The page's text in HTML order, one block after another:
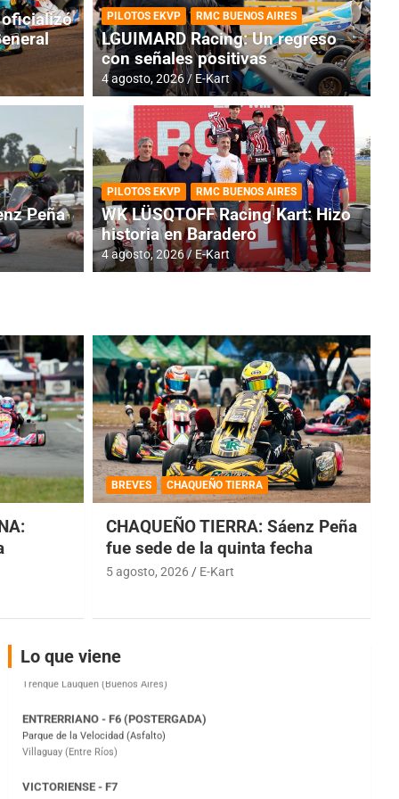
Horarios para la
oficializó
Peña
PILOTOS EKVP RMC BUENOS AIRES
LGUIMARD Racing: Un regreso
con señales positivas
4 agosto, 2026 E-Kart
PILOTOS EKVP RMC BUENOS AIRES
WK LÜSQTOFF Racing Kart: Hizo
historia en Baradero
4 agosto, 2026 E-Kart
BREVES CHAQUEÑO TIERRA
CHAQUEÑO TIERRA: Sáenz Peña
fue sede de la quinta fecha
5 agosto, 2026 E-Kart
Lo que viene
COBERTURA ESPECIAL DE E-KART.COM.AR
08/09-AGO
IAME SERIES ARGENTINA 6
Ramiro Tot (Asfalto)
Baradero (Buenos Aires)
Parque de la Velocidad (Asfalto)
El Cerro (Tierra)
Victoria (Entre Ríos)
Moto Club Reginense (Tierra)